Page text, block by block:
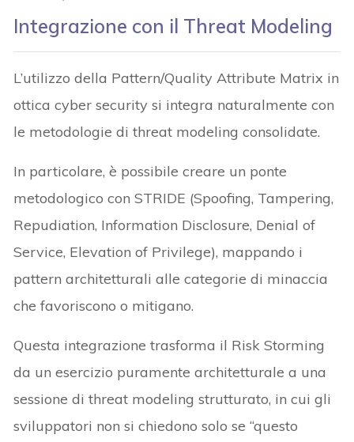
Integrazione con il Threat Modeling
L’utilizzo della Pattern/Quality Attribute Matrix in
ottica cyber security si integra naturalmente con
le metodologie di threat modeling consolidate.
In particolare, è possibile creare un ponte
metodologico con STRIDE (Spoofing, Tampering,
Repudiation, Information Disclosure, Denial of
Service, Elevation of Privilege), mappando i
pattern architetturali alle categorie di minaccia
che favoriscono o mitigano.
Questa integrazione trasforma il Risk Storming
da un esercizio puramente architetturale a una
sessione di threat modeling strutturato, in cui gli
sviluppatori non si chiedono solo se “questo